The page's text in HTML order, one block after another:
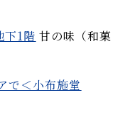
下1階 甘の味（和菓
で＜小布施堂